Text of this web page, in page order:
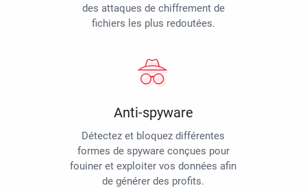
des attaques de chiffrement de
fichiers les plus redoutées.
Anti-spyware
Détectez et bloquez différentes
formes de spyware conçues pour
fouiner et exploiter vos données afin
de générer des profits.